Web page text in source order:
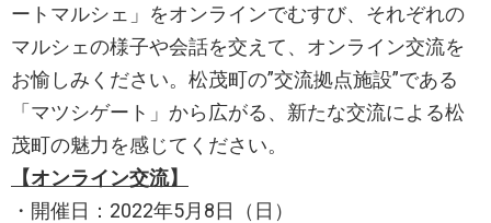
ートマルシェ」をオンラインでむすび、それぞれの
マルシェの様子や会話を交えて、オンライン交流を
お愉しみください。松茂町の”交流拠点施設”である
「マツシゲート」から広がる、新たな交流による松
茂町の魅力を感じてください。
【オンライン交流】
・開催日：2022年5月8日（日）